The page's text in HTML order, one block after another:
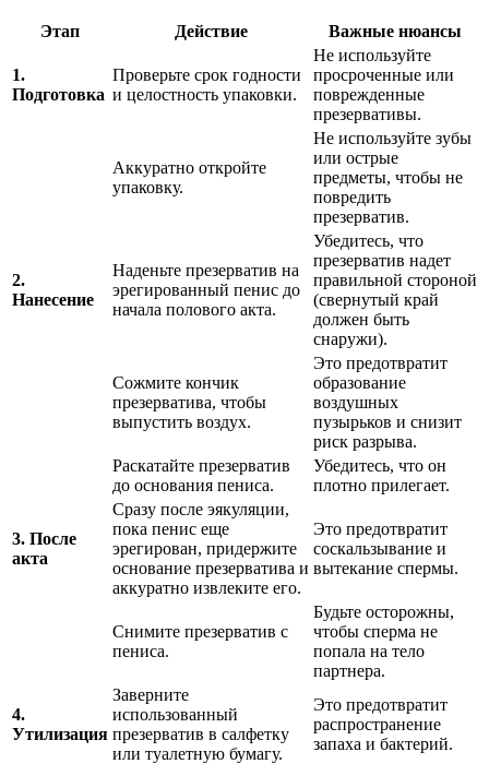
Этап Действие Важные нюансы
1.
Подготовка
Проверьте срок годности
и целостность упаковки.
Не используйте
просроченные или
поврежденные
презервативы.
Аккуратно откройте
упаковку.
Не используйте зубы
или острые
предметы, чтобы не
повредить
презерватив.
2.
Нанесение
Наденьте презерватив на
эрегированный пенис до
начала полового акта.
Убедитесь, что
презерватив надет
правильной стороной
(свернутый край
должен быть
снаружи).
Сожмите кончик
презерватива, чтобы
выпустить воздух.
Это предотвратит
образование
воздушных
пузырьков и снизит
риск разрыва.
Раскатайте презерватив
до основания пениса.
Убедитесь, что он
плотно прилегает.
3. После
акта
Сразу после эякуляции,
пока пенис еще
эрегирован, придержите
основание презерватива и
аккуратно извлеките его.
Это предотвратит
соскальзывание и
вытекание спермы.
Снимите презерватив с
пениса.
Будьте осторожны,
чтобы сперма не
попала на тело
партнера.
4.
Утилизация
Заверните
использованный
презерватив в салфетку
или туалетную бумагу.
Это предотвратит
распространение
запаха и бактерий.